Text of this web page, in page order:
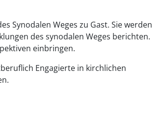
Synodalen Weges zu Gast. Sie werden
des synodalen Weges berichten.
einbringen.
Engagierte in kirchlichen